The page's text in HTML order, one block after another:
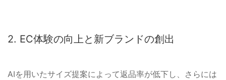
2. EC体験の向上と新ブランドの創出
AIを用いたサイズ提案によって返品率が低下し、さらには